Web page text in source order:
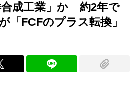
成工業」か 約2年で
「FCFのプラス転換」